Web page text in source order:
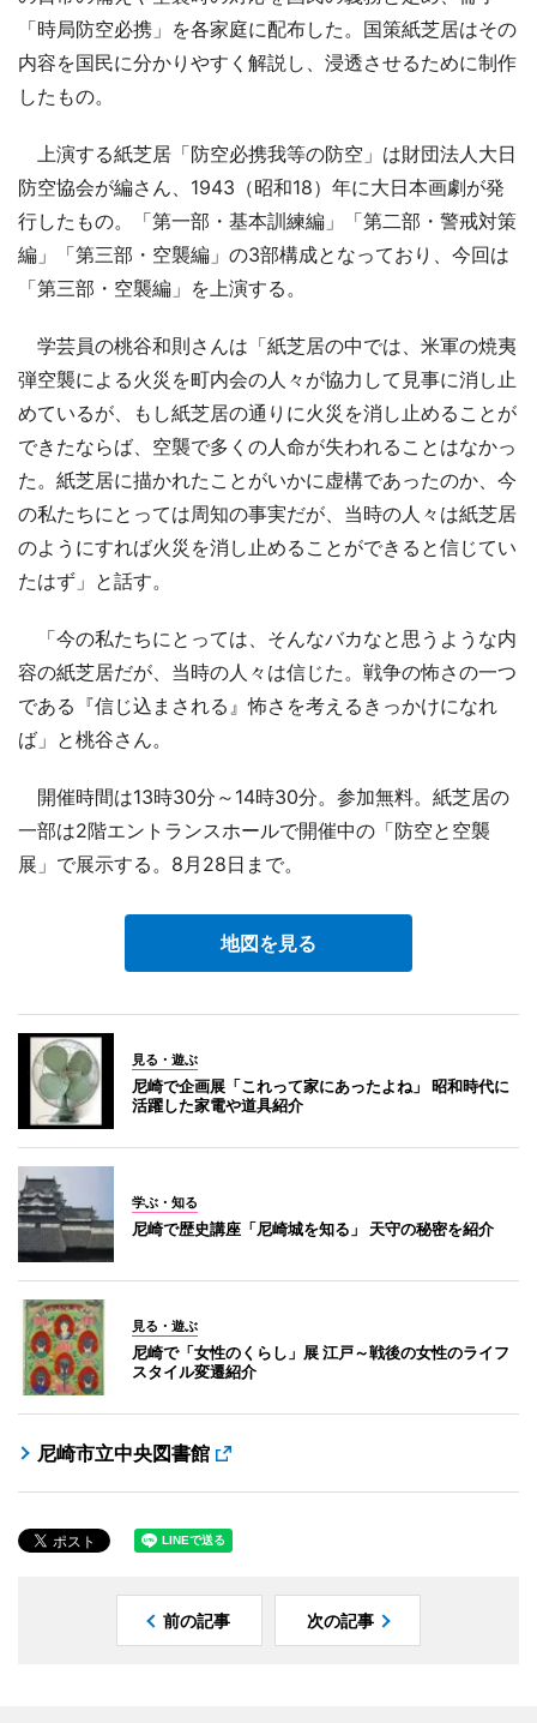
「時局防空必携」を各家庭に配布した。国策紙芝居はその
内容を国民に分かりやすく解説し、浸透させるために制作
したもの。
上演する紙芝居「防空必携我等の防空」は財団法人大日
防空協会が編さん、1943（昭和18）年に大日本画劇が発
行したもの。「第一部・基本訓練編」「第二部・警戒対策
編」「第三部・空襲編」の3部構成となっており、今回は
「第三部・空襲編」を上演する。
学芸員の桃谷和則さんは「紙芝居の中では、米軍の焼夷
弾空襲による火災を町内会の人々が協力して見事に消し止
めているが、もし紙芝居の通りに火災を消し止めることが
できたならば、空襲で多くの人命が失われることはなかっ
た。紙芝居に描かれたことがいかに虚構であったのか、今
の私たちにとっては周知の事実だが、当時の人々は紙芝居
のようにすれば火災を消し止めることができると信じてい
たはず」と話す。
「今の私たちにとっては、そんなバカなと思うような内
容の紙芝居だが、当時の人々は信じた。戦争の怖さの一つ
である『信じ込まされる』怖さを考えるきっかけになれ
ば」と桃谷さん。
開催時間は13時30分～14時30分。参加無料。紙芝居の
一部は2階エントランスホールで開催中の「防空と空襲
展」で展示する。8月28日まで。
地図を見る
見る・遊ぶ
尼崎で企画展「これって家にあったよね」 昭和時代に
活躍した家電や道具紹介
学ぶ・知る
尼崎で歴史講座「尼崎城を知る」 天守の秘密を紹介
見る・遊ぶ
尼崎で「女性のくらし」展 江戸～戦後の女性のライフ
スタイル変遷紹介
尼崎市立中央図書館
前の記事 次の記事